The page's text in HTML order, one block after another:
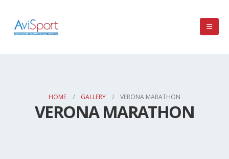
HOME GALLERY VERONA MARATHON
VERONA MARATHON